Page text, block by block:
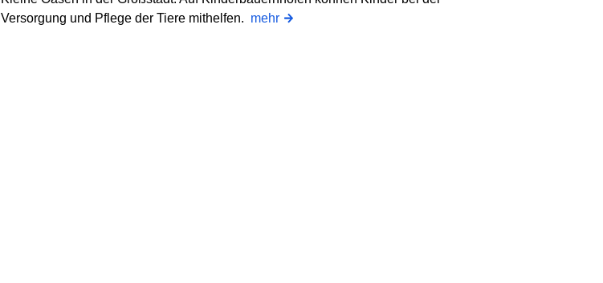
Versorgung und Pflege der Tiere mithelfen. mehr